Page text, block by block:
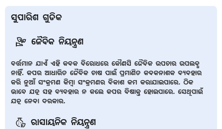
ସୁପାରିଶ ଗୁଡିକ
ଜୈବିକ ନିୟନ୍ତ୍ରଣ
ବର୍ତ୍ତମାନ ଯାଏଁ ଏହି କବକ ବିରୋଧରେ କୌଣସି ଜୈବିକ ଉପଚାର ଉପଲବ୍ଧ
ନାହିଁ. କପର ଆଧାରିତ ଜୈବିକ ଚାଷ ପାଇଁ ପ୍ରମାଣିତ କବକନାଶକ ବ୍ୟବହାର
କରି ନୁଆଁ ସଂକ୍ରମଣ କିମ୍ବା ସଂକ୍ରମଣର ବିକାଶ କମ କରାଯାଇପାରେ. ଠିକ
ଭାବେ ଯତ୍ନ ସହ ବ୍ୟବହାର ନ କଲେ କପର ବିଷାକ୍ତ ହୋଇପାରେ. ସେଥିପାଇଁ
ଯତ୍ନ ନେବା ଦରକାର.
ରାସାୟନିକ ନିୟନ୍ତ୍ରଣ